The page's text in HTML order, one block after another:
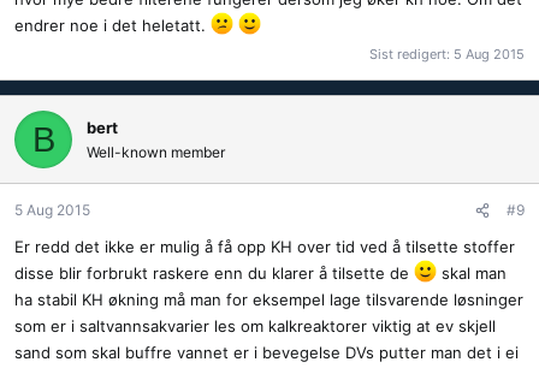
endrer noe i det heletatt.
Sist redigert: 5 Aug 2015
B bert
Well-known member
5 Aug 2015 #9
Er redd det ikke er mulig å få opp KH over tid ved å tilsette stoffer
disse blir forbrukt raskere enn du klarer å tilsette de
skal man
ha stabil KH økning må man for eksempel lage tilsvarende løsninger
som er i saltvannsakvarier les om kalkreaktorer viktig at ev skjell
sand som skal buffre vannet er i bevegelse DVs putter man det i ei